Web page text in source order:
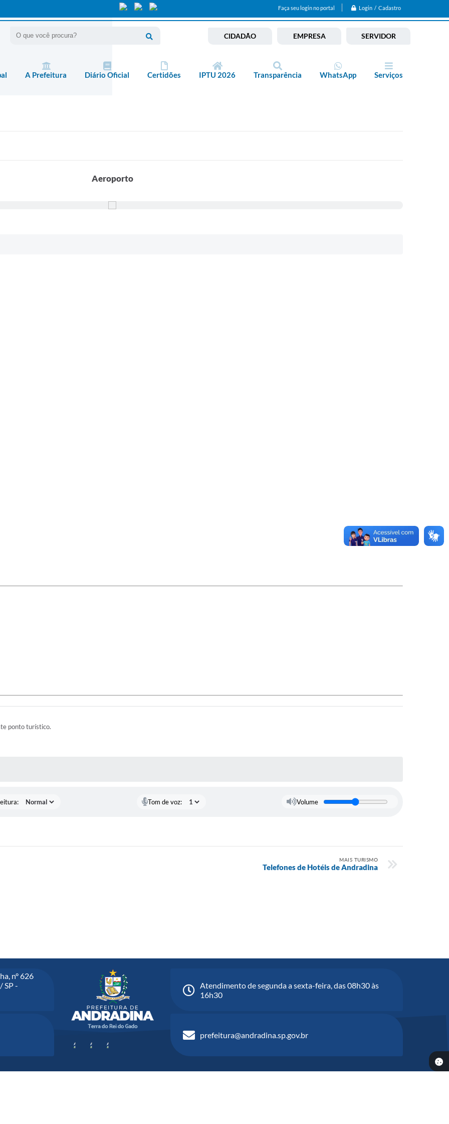
Faça seu login no portal Login / Cadastro
CIDADÃO EMPRESA SERVIDOR
A Prefeitura Diário Oficial Certidões IPTU 2026 Transparência WhatsApp Serviços
Aeroporto
ponto turístico.
Tom de voz: Volume
MAIS TURISMO
Telefones de Hotéis de Andradina
n° 626
SP -
Atendimento de segunda a sexta-feira, das 08h30 às
16h30
prefeitura@andradina.sp.gov.br